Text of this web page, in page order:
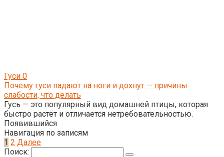
Гуси 0
Почему гуси падают на ноги и дохнут — причины
слабости, что делать
Гусь — это популярный вид домашней птицы, которая
быстро растёт и отличается нетребовательностью.
Появившийся
Навигация по записям
1 2 Далее
Поиск: